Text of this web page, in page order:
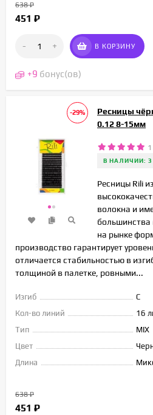
638₽
451 ₽
- + В КОРЗИНУ
+9 бонус(ов)
-29%
Ресницы
0.12 8-15мм
1
В НАЛИЧИИ: 3
Ресницы Rili
волокна и
большинства
на рынке
производство гарантирует
отличается стабильностью в
толщиной в палетке, ровными...
Изгиб
C
Кол-во линий
16
Тип
MIX
Цвет
Длина
638₽
451 ₽